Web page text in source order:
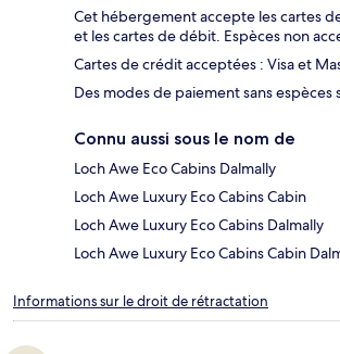
Cet hébergement accepte les cartes
et les cartes de débit. Espèces non
Cartes de crédit acceptées : Visa et
Des modes de paiement sans espèces
Connu aussi sous le nom de
Loch Awe Eco Cabins Dalmally
Loch Awe Luxury Eco Cabins Cabin
Loch Awe Luxury Eco Cabins Dalmally
Loch Awe Luxury Eco Cabins Cabin
Informations sur le droit de rétractation